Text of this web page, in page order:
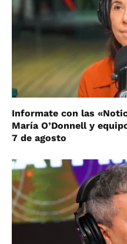
Informate con las
María O’Donnell y
7 de agosto